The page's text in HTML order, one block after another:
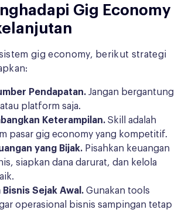
Gig Economy
gig economy, berikut strategi
Pendapatan. Jangan bergantung
platform saja.
Keterampilan. Skill adalah
pasar gig economy yang kompetitif.
yang Bijak. Pisahkan keuangan
siapkan dana darurat, dan kelola
Sejak Awal. Gunakan tools
operasional bisnis sampingan tetap